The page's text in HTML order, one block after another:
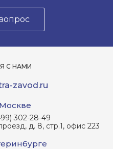
С НАМИ
zavod.ru
302-28-49
д. 8, стр.1, офис 223